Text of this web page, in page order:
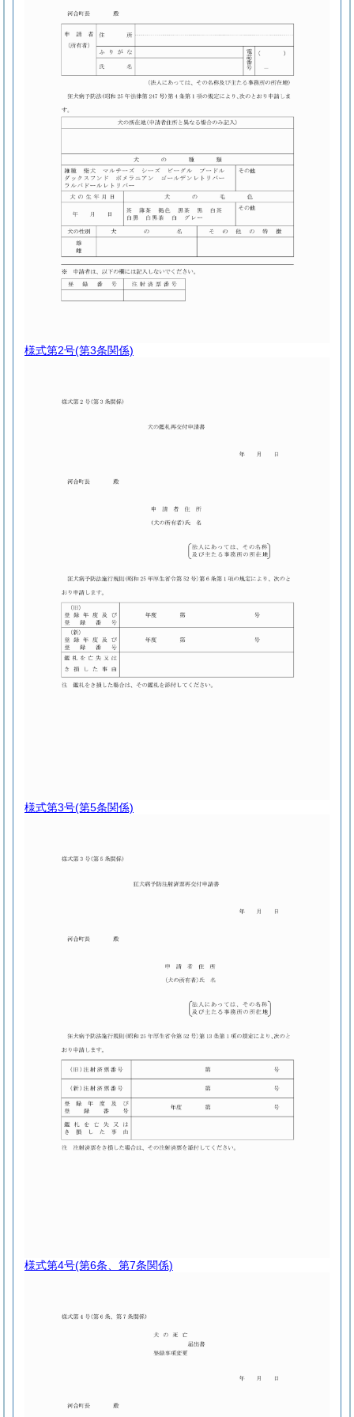
様式第2号(第3条関係)
様式第3号(第5条関係)
様式第4号(第6条、第7条関係)